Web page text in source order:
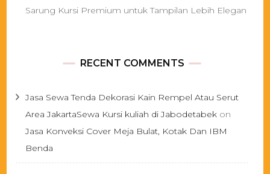
Sarung Kursi Premium untuk Tampilan Lebih Elegan
RECENT COMMENTS
Jasa Sewa Tenda Dekorasi Kain Rempel Atau Serut
Area JakartaSewa Kursi kuliah di Jabodetabek on
Jasa Konveksi Cover Meja Bulat, Kotak Dan IBM
Benda